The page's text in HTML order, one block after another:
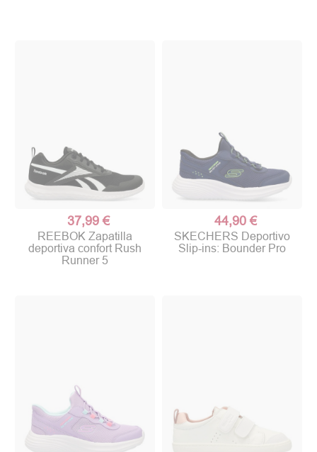
37,99 €
REEBOK Zapatilla
deportiva confort Rush
Runner 5
44,90 €
SKECHERS Deportivo
Slip-ins: Bounder Pro